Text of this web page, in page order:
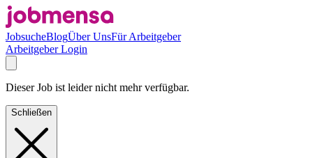
JobsucheBlogÜber UnsFür Arbeitgeber
Arbeitgeber Login
Dieser Job ist leider nicht mehr verfügbar.
Schließen